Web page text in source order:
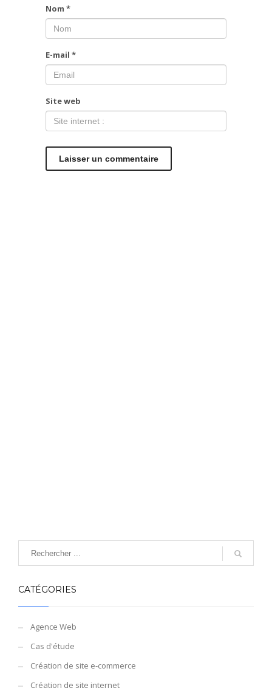
Nom *
E-mail *
Site web
CATÉGORIES
Agence Web
Cas d'étude
Création de site e-commerce
Création de site internet